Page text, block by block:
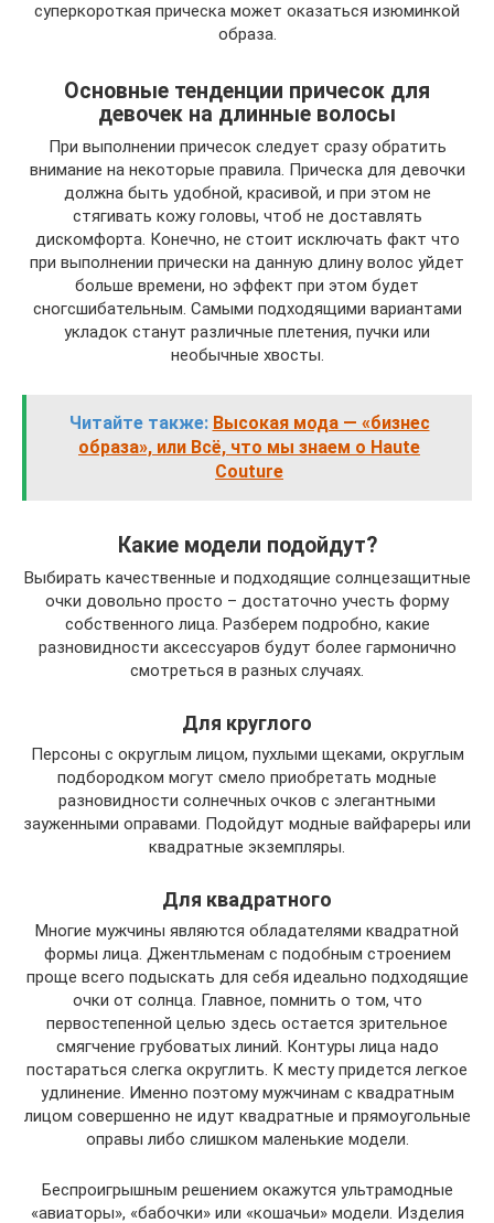
суперкороткая прическа может оказаться изюминкой
образа.
Основные тенденции причесок для
девочек на длинные волосы
При выполнении причесок следует сразу обратить
внимание на некоторые правила. Прическа для девочки
должна быть удобной, красивой, и при этом не
стягивать кожу головы, чтоб не доставлять
дискомфорта. Конечно, не стоит исключать факт что
при выполнении прически на данную длину волос уйдет
больше времени, но эффект при этом будет
сногсшибательным. Самыми подходящими вариантами
укладок станут различные плетения, пучки или
необычные хвосты.
Читайте также: Высокая мода — «бизнес
образа», или Всё, что мы знаем о Haute
Couture
Какие модели подойдут?
Выбирать качественные и подходящие солнцезащитные
очки довольно просто – достаточно учесть форму
собственного лица. Разберем подробно, какие
разновидности аксессуаров будут более гармонично
смотреться в разных случаях.
Для круглого
Персоны с округлым лицом, пухлыми щеками, округлым
подбородком могут смело приобретать модные
разновидности солнечных очков с элегантными
зауженными оправами. Подойдут модные вайфареры или
квадратные экземпляры.
Для квадратного
Многие мужчины являются обладателями квадратной
формы лица. Джентльменам с подобным строением
проще всего подыскать для себя идеально подходящие
очки от солнца. Главное, помнить о том, что
первостепенной целью здесь остается зрительное
смягчение грубоватых линий. Контуры лица надо
постараться слегка округлить. К месту придется легкое
удлинение. Именно поэтому мужчинам с квадратным
лицом совершенно не идут квадратные и прямоугольные
оправы либо слишком маленькие модели.
Беспроигрышным решением окажутся ультрамодные
«авиаторы», «бабочки» или «кошачьи» модели. Изделия